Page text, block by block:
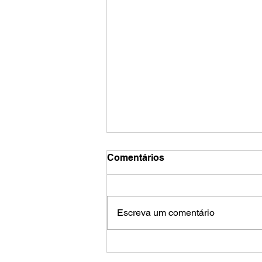
Comentários
Escreva um comentário